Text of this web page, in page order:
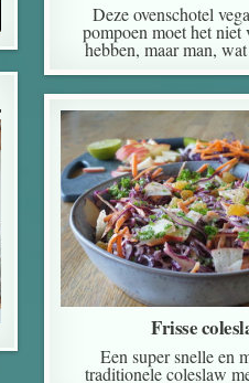
Deze ovenschotel
pompoen moet het niet
hebben, maar man,
Frisse
Een super snelle en
traditionele coleslaw